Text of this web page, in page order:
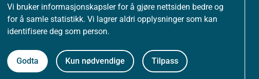
Vi bruker informasjonskapsler for å gjøre nettsiden bedre og
for å samle statistikk. Vi lagrer aldri opplysninger som kan
identifisere deg som person.
Godta Kun nødvendige Tilpass
Besøksstatistikk og informasjonskapsler
Nyhetsvarsel og abonnement
Åpne data (API)